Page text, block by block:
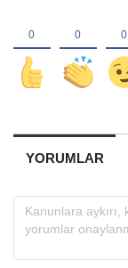
YORUMLAR